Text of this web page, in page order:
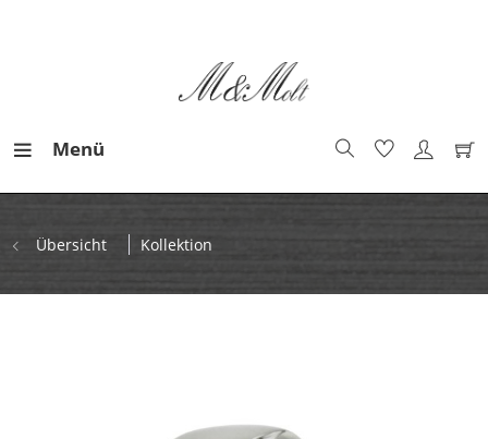
Menü
Übersicht Kollektion